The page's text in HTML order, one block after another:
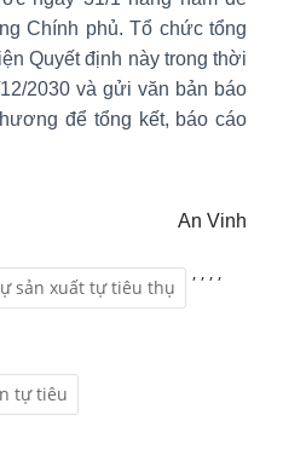
Chính phủ. Tổ chức tổng
Quyết định này trong thời
2030 và gửi văn bản báo
để tổng kết, báo cáo
An Vinh
sản xuất tự tiêu thụ
, ,
tự tiêu
, ,